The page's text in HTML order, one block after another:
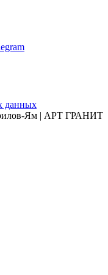
данных
Ям | АРТ ГРАНИТ